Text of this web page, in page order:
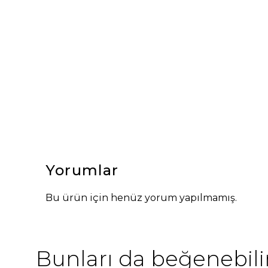
Yorumlar
Bu ürün için henüz yorum yapılmamış.
Bunları da